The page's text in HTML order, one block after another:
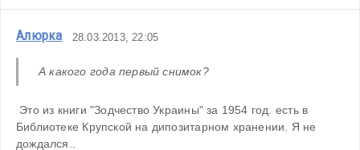
Алюрка 28.03.2013, 22:05
А какого года первый снимок?
Библиотеке Крупской на дипозитарном хранении. Я не
дождался..